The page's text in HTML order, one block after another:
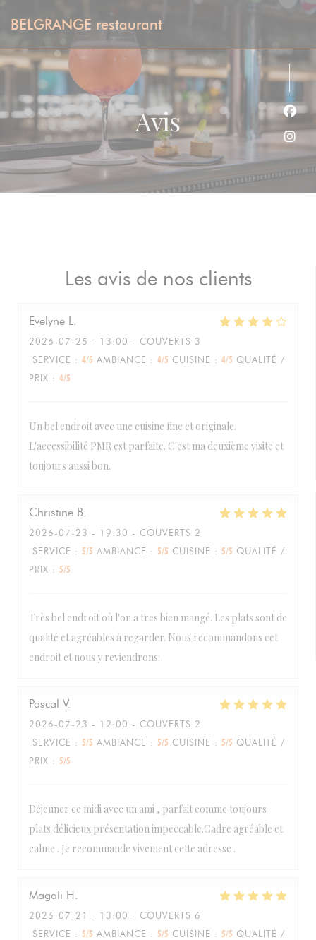
BELGRANGE restaurant
Avis
Les avis de nos clients
Evelyne L
2026-07-25 - 13:00 - COUVERTS 3
SERVICE : 4/5 AMBIANCE : 4/5 CUISINE : 4/5 QUALITÉ /
PRIX : 4/5
Un bel endroit avec une cuisine fine et originale.
L'accessibilité PMR est parfaite. C'est ma deuxième visite et
toujours aussi bon.
Christine B
2026-07-23 - 19:30 - COUVERTS 2
SERVICE : 5/5 AMBIANCE : 5/5 CUISINE : 5/5 QUALITÉ /
PRIX : 5/5
Très bel endroit où l'on a tres bien mangé. Les plats sont de
qualité et agréables à regarder. Nous recommandons cet
endroit et nous y reviendrons.
Pascal V
2026-07-23 - 12:00 - COUVERTS 2
SERVICE : 5/5 AMBIANCE : 5/5 CUISINE : 5/5 QUALITÉ /
PRIX : 5/5
Déjeuner ce midi avec un ami , parfait comme toujours
plats délicieux présentation impeccable.Cadre agréable et
calme . Je recommande vivement cette adresse .
Magali H
2026-07-21
- 13:00 - COUVERTS 6
SERVICE : 5/5 AMBIANCE : 5/5 CUISINE : 5/5 QUALITÉ /